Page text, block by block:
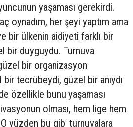
yaşaması gerekirdi.
oynadım, her şeyi yaptım ama
bir ülkenin aidiyeti farklı bir
bir duyguydu. Turnuva
bir organizasyon
bir tecrübeydi, güzel bir anıydı
özellikle bunu yaşaması
olması, hem lige hem
yüzden bu gibi turnuvalara